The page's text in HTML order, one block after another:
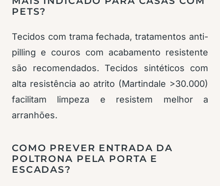
PETS?
Tecidos com trama fechada, tratamentos anti-
pilling e couros com acabamento resistente
são recomendados. Tecidos sintéticos com
alta resistência ao atrito (Martindale >30.000)
facilitam limpeza e resistem melhor a
arranhões.
COMO PREVER ENTRADA DA
POLTRONA PELA PORTA E
ESCADAS?